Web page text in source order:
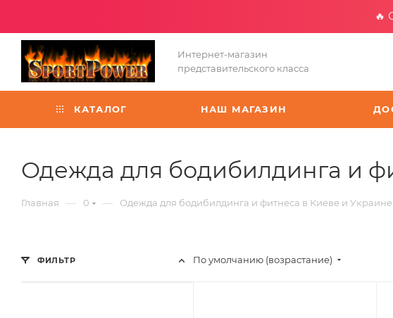
🔥
Интернет-магазин
представительского класса
КАТАЛОГ НАШ МАГАЗИН
Одежда для бодибилдинга и
Главная — 0 — Одежда для бодибилдинга и фитнеса в Киеве и Украине
По умолчанию (возрастание)
ФИЛЬТР